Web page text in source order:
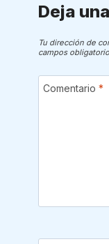
Deja
Tu dirección de
campos
Comentario *